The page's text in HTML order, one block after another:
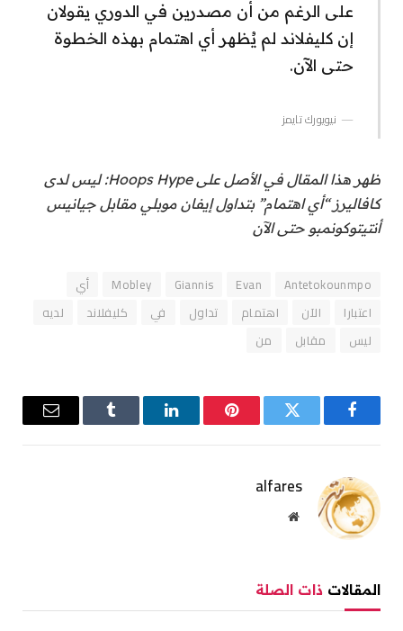
على الرغم من أن مصدرين في الدوري يقولان
إن كليفلاند لم يُظهر أي اهتمام بهذه الخطوة
حتى الآن.
نيويورك تايمز
ظهر هذا المقال في الأصل على Hoops Hype: ليس لدى
كافاليرز “أي اهتمام” بتداول إيفان موبلي مقابل جيانيس
أنتيتوكونمبو حتى الآن
Antetokounmpo
Evan
Giannis
Mobley
أي
اعتبارا
الآن اهتمام تداول في كليفلاند
لديه
ليس
مقابل من
فيسبوك تويتر بينتيريستلينكدإن Tumblr
البريد
alfares
موقع
المقالات ذات الصلة